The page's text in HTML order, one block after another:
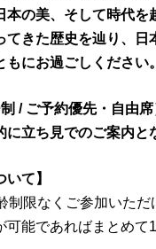
の美、そして時代を
きた歴史を辿り、日
にお過ごしください。
/ ご予約優先・自由席
立ち見でのご案内と
て】
制限なくご参加いた
可能であればまとめ